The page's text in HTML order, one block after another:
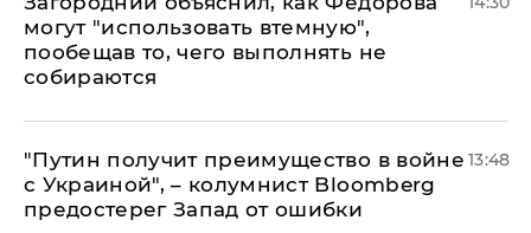
могут "использовать втемную",
пообещав то, чего выполнять не
собираются
"Путин получит преимущество в войне
с Украиной", – колумнист Bloomberg
предостерег Запад от ошибки
13:48